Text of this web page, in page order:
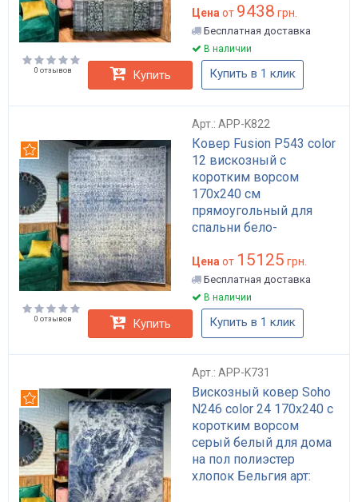
бирюзовый акрил
хлопок полиэстер для
дома в гостиную арт:
APP-K787
Цена от 9438 грн.
Бесплатная доставка
В наличии
0 отзывов Купить Купить в 1 клик
Арт.: APP-K822
Ковер Fusion P543 color
12 вискозный с
коротким ворсом
170x240 см
прямоугольный для
спальни бело-
APP-K822
Рекомендуем
Цена от 15125 грн.
Бесплатная доставка
В наличии
0 отзывов Купить Купить в 1 клик
Арт.: APP-K731
Вискозный ковер Soho
N246 color 24 170x240 с
коротким ворсом
серый белый для дома
на пол полиэстер
хлопок Бельгия арт:
Рекомендуем